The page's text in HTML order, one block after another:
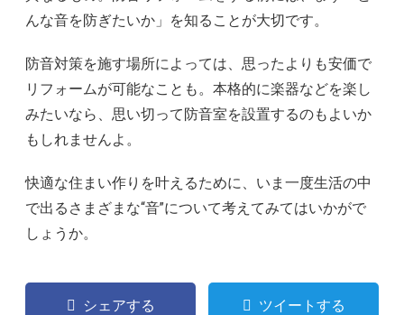
んな音を防ぎたいか」を知ることが大切です。
防音対策を施す場所によっては、思ったよりも安価で
リフォームが可能なことも。本格的に楽器などを楽し
みたいなら、思い切って防音室を設置するのもよいか
もしれませんよ。
快適な住まい作りを叶えるために、いま一度生活の中
で出るさまざまな“音”について考えてみてはいかがで
しょうか。
シェアする ツイートする